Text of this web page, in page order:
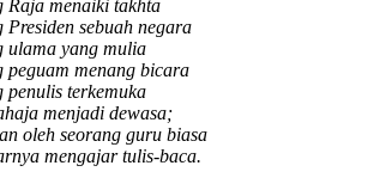
Raja menaiki takhta
sebuah negara
ulama yang mulia
menang bicara
terkemuka
menjadi dewasa;
oleh seorang guru biasa
mengajar tulis-baca.